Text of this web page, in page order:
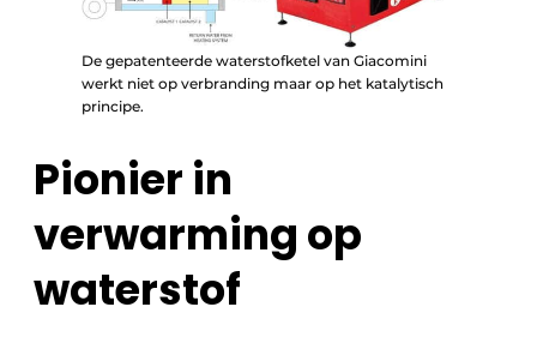
De gepatenteerde waterstofketel van Giacomini
werkt niet op verbranding maar op het katalytisch
principe.
Pionier in
verwarming op
waterstof